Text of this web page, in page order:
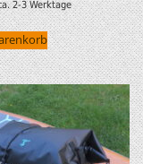
2-3 Werktage